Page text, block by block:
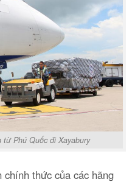
từ Phú Quốc đi Xayabury
thức của các hãng